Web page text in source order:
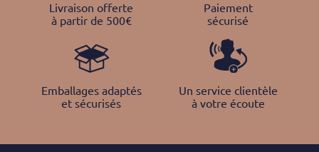
Livraison offerte
à partir de 500€
Paiement
sécurisé
Emballages adaptés
et sécurisés
Un service clientèle
à votre écoute